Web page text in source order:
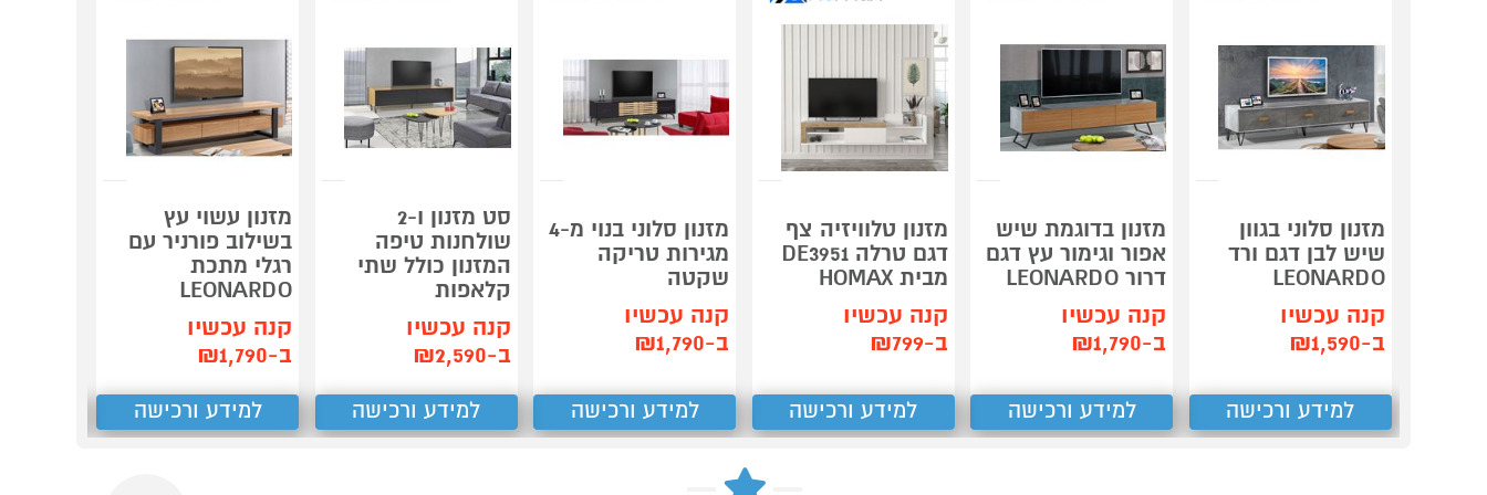
מזנון סלוני בגוון
שיש לבן דגם ורד
LEONARDO
קנה עכשיו
ב-₪1,590
למידע ורכישה
מזנון בדוגמת שיש
אפור וגימור עץ דגם
דרור LEONARDO
קנה עכשיו
ב-₪1,790
למידע ורכישה
מזנון טלוויזיה צף
דגם טרלה DE3951
מבית HOMAX
קנה עכשיו
ב-₪799
למידע ורכישה
מזנון סלוני בנוי מ-4
מגירות טריקה
שקטה
קנה עכשיו
ב-₪1,790
למידע ורכישה
סט מזנון ו-2
שולחנות טיפה
המזנון כולל שתי
קלאפות
קנה עכשיו
ב-₪2,590
למידע ורכישה
מזנון עשוי עץ
בשילוב פורניר עם
רגלי מתכת
LEONARDO
קנה עכשיו
ב-₪1,790
למידע ורכישה